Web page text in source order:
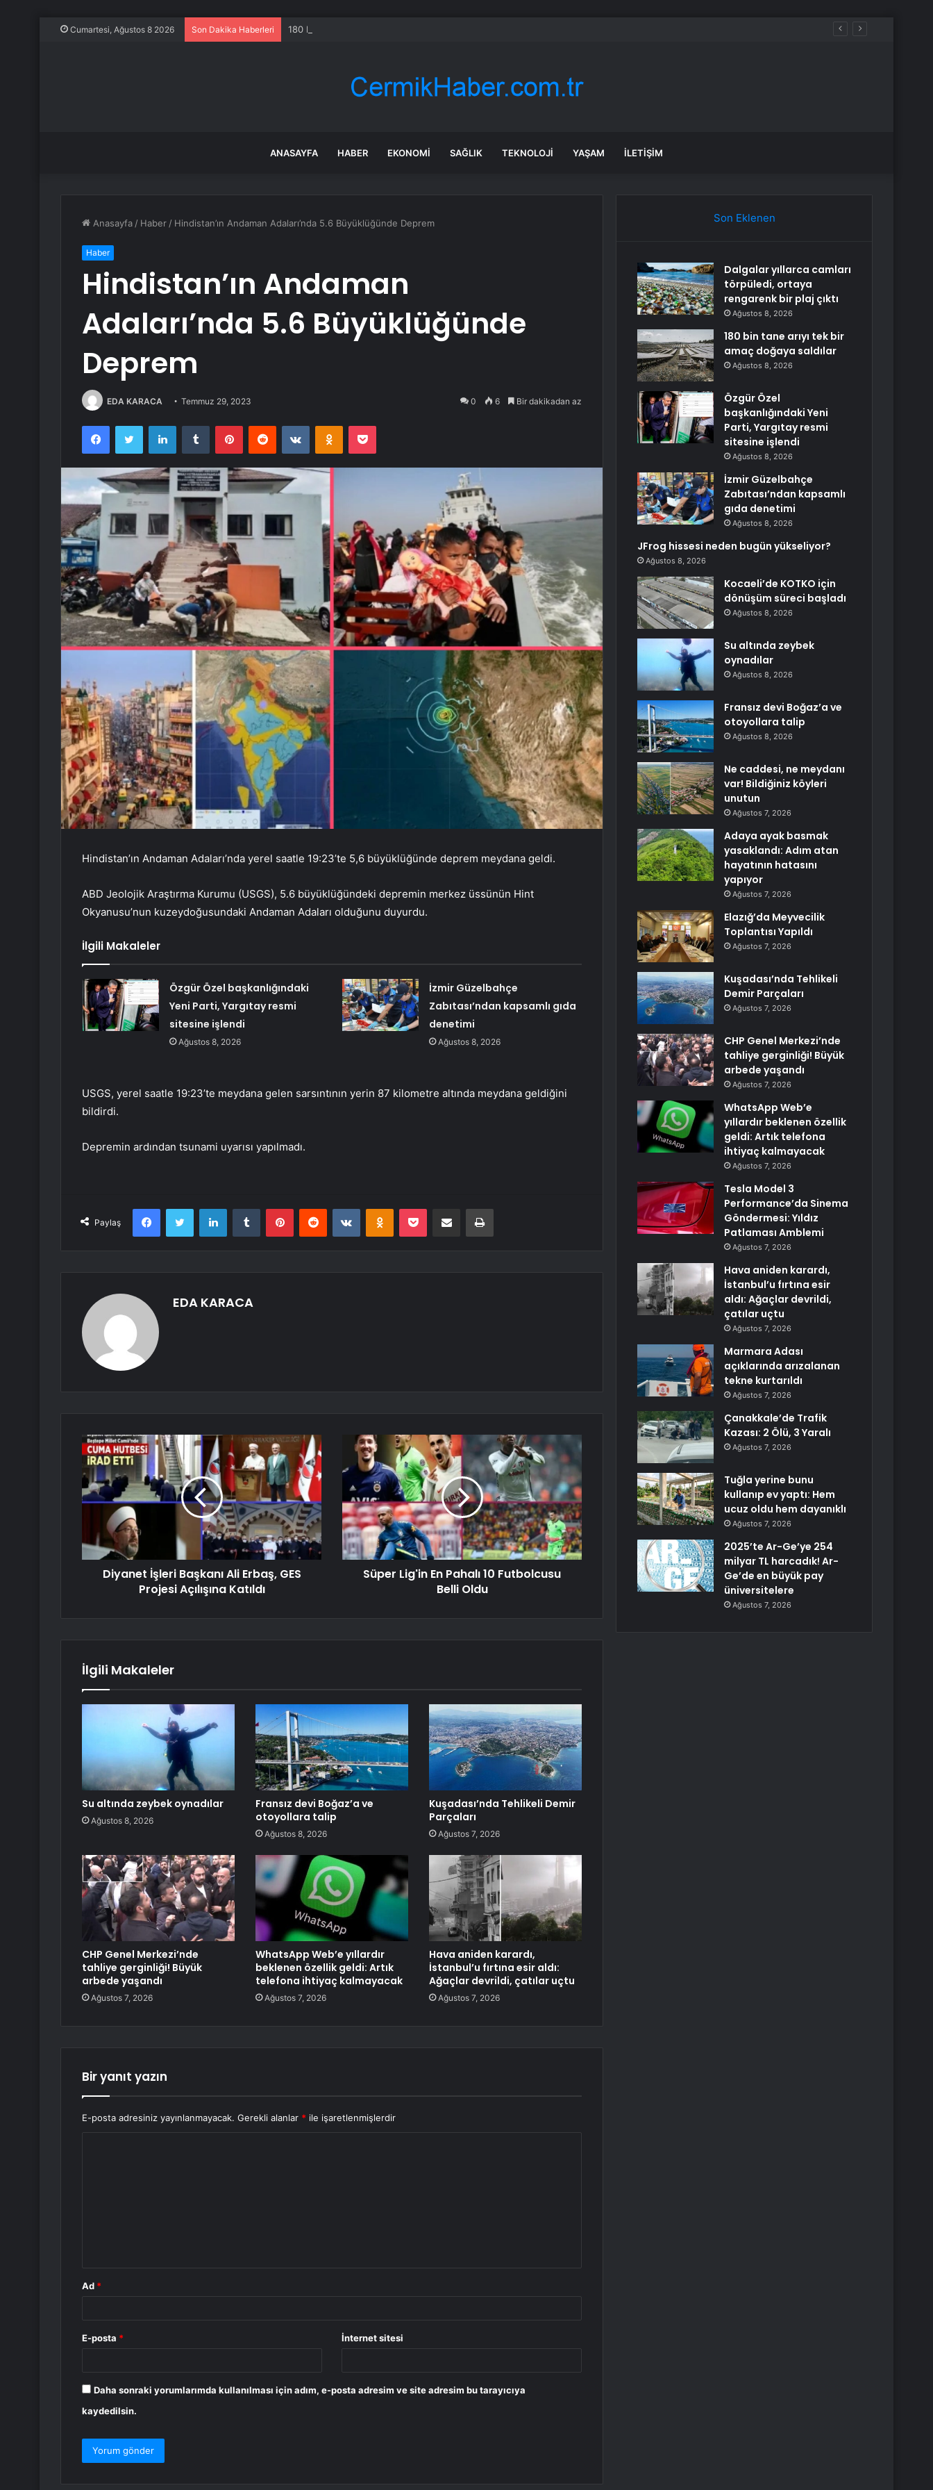
Cumartesi, Ağustos 8 2026 Son Dakika Haberleri 180 bin tane arıyı tek bir amaç doğaya saldılar
ANASAYFA HABER EKONOMI SAĞLIK TEKNOLOJI YAŞAM İLETIŞIM
Anasayfa / Haber / Hindistan’ın Andaman Adaları’nda 5.6 Büyüklüğünde Deprem
Haber
Hindistan’ın Andaman
Adaları’nda 5.6 Büyüklüğünde
Deprem
EDA KARACA Temmuz 29, 2023 0 6 Bir dakikadan az
FacebookTwitter LinkedInTumblr PinterestReddit VKontakteOdnoklassniki
Pocket
Hindistan’ın Andaman Adaları’nda yerel saatle 19:23’te 5,6 büyüklüğünde deprem meydana geldi.
ABD Jeolojik Araştırma Kurumu (USGS), 5.6 büyüklüğündeki depremin merkez üssünün Hint
Okyanusu’nun kuzeydoğusundaki Andaman Adaları olduğunu duyurdu.
İlgili Makaleler
Özgür Özel başkanlığındaki
Yeni Parti, Yargıtay resmi
sitesine işlendi
Ağustos 8, 2026
İzmir Güzelbahçe
Zabıtası’ndan kapsamlı gıda
denetimi
Ağustos 8, 2026
USGS, yerel saatle 19:23’te meydana gelen sarsıntının yerin 87 kilometre altında meydana geldiğini
bildirdi.
Depremin ardından tsunami uyarısı yapılmadı.
Paylaş
FacebookTwitter LinkedInTumblr PinterestReddit VKontakteOdnoklassniki
Pocket E-Posta ile paylaş Yazdır
EDA KARACA
Diyanet İşleri Başkanı Ali Erbaş, GES
Projesi Açılışına Katıldı
Süper Lig'in En Pahalı 10 Futbolcusu
Belli Oldu
İlgili Makaleler
Su altında zeybek oynadılar
Ağustos 8, 2026
Fransız devi Boğaz’a ve
otoyollara talip
Ağustos 8, 2026
Kuşadası’nda Tehlikeli Demir
Parçaları
Ağustos 7, 2026
CHP Genel Merkezi’nde
tahliye gerginliği! Büyük
arbede yaşandı
Ağustos 7, 2026
WhatsApp Web’e yıllardır
beklenen özellik geldi: Artık
telefona ihtiyaç kalmayacak
Ağustos 7, 2026
Hava aniden karardı,
İstanbul’u fırtına esir aldı:
Ağaçlar devrildi, çatılar uçtu
Ağustos 7, 2026
Bir yanıt yazın
E-posta adresiniz yayınlanmayacak. Gerekli alanlar * ile işaretlenmişlerdir
Ad *
E-posta * İnternet sitesi
Daha sonraki yorumlarımda kullanılması için adım, e-posta adresim ve site adresim bu tarayıcıya
kaydedilsin.
Son Eklenen
Dalgalar yıllarca camları
törpüledi, ortaya
rengarenk bir plaj çıktı
Ağustos 8, 2026
180 bin tane arıyı tek bir
amaç doğaya saldılar
Ağustos 8, 2026
Özgür Özel
başkanlığındaki Yeni
Parti, Yargıtay resmi
sitesine işlendi
Ağustos 8, 2026
İzmir Güzelbahçe
Zabıtası’ndan kapsamlı
gıda denetimi
Ağustos 8, 2026
JFrog hissesi neden bugün yükseliyor?
Ağustos 8, 2026
Kocaeli’de KOTKO için
dönüşüm süreci başladı
Ağustos 8, 2026
Su altında zeybek
oynadılar
Ağustos 8, 2026
Fransız devi Boğaz’a ve
otoyollara talip
Ağustos 8, 2026
Ne caddesi, ne meydanı
var! Bildiğiniz köyleri
unutun
Ağustos 7, 2026
Adaya ayak basmak
yasaklandı: Adım atan
hayatının hatasını
yapıyor
Ağustos 7, 2026
Elazığ’da Meyvecilik
Toplantısı Yapıldı
Ağustos 7, 2026
Kuşadası’nda Tehlikeli
Demir Parçaları
Ağustos 7, 2026
CHP Genel Merkezi’nde
tahliye gerginliği! Büyük
arbede yaşandı
Ağustos 7, 2026
WhatsApp Web’e
yıllardır beklenen özellik
geldi: Artık telefona
ihtiyaç kalmayacak
Ağustos 7, 2026
Tesla Model 3
Performance’da Sinema
Göndermesi: Yıldız
Patlaması Amblemi
Ağustos 7, 2026
Hava aniden karardı,
İstanbul’u fırtına esir
aldı: Ağaçlar devrildi,
çatılar uçtu
Ağustos 7, 2026
Marmara Adası
açıklarında arızalanan
tekne kurtarıldı
Ağustos 7, 2026
Çanakkale’de Trafik
Kazası: 2 Ölü, 3 Yaralı
Ağustos 7, 2026
Tuğla yerine bunu
kullanıp ev yaptı: Hem
ucuz oldu hem dayanıklı
Ağustos 7, 2026
2025’te Ar-Ge’ye 254
milyar TL harcadık! Ar-
Ge’de en büyük pay
üniversitelere
Ağustos 7, 2026